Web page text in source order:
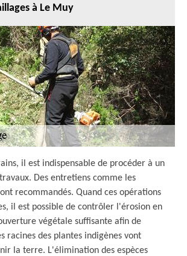
à Le Muy
il est indispensable de procéder à un
Des entretiens comme les
recommandés. Quand ces opérations
il est possible de contrôler l'érosion en
végétale suffisante afin de
racines des plantes indigènes vont
la terre. L'élimination des espèces